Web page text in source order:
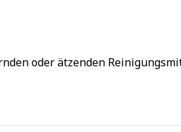
oder ätzenden